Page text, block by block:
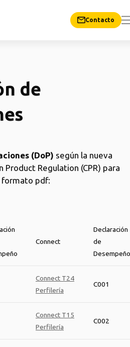
Contacto
de
(DoP) según la nueva
Product Regulation (CPR) para
formato pdf:
Connect
Declaración
de
Desempeño
Connect T24
Perfilería
C001
Connect T15
Perfilería
C002